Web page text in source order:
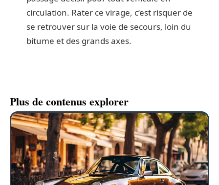
circulation. Rater ce virage, c’est risquer de
se retrouver sur la voie de secours, loin du
bitume et des grands axes.
Plus de contenus explorer